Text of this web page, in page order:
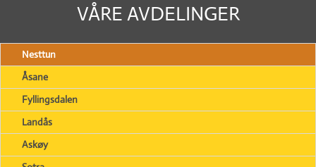
VÅRE AVDELINGER
Nesttun
Åsane
Fyllingsdalen
Landås
Askøy